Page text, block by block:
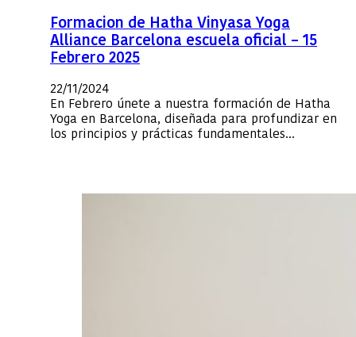
Formacion de Hatha Vinyasa Yoga
Alliance Barcelona escuela oficial – 15
Febrero 2025
22/11/2024
En Febrero únete a nuestra formación de Hatha
Yoga en Barcelona, diseñada para profundizar en
los principios y prácticas fundamentales…